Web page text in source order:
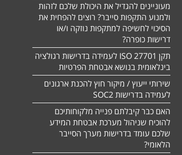
מעוניינים להגדיל את היכולת שלכם לזהות
ולמנוע התקפות סייבר? רוצים להפחית את
הסיכוי לחשיפה למתקפות נוזקה ו/או
דרישות כופרה?
תקן 27701 ISO לעמידה בדרישות רגולציה
בינלאומית בנושא אבטחת הפרטיות
שירותי ייעוץ / מיקור חוץ להכנת ארגונים
לעמידה בדרישות SOC2
האם כבר קיבלתם פנייה מלקוחותיכם
להוכיח שניהול מערכת אבטחת המידע
שלכם עומד בדרישות מערך הסייבר
הלאומי?